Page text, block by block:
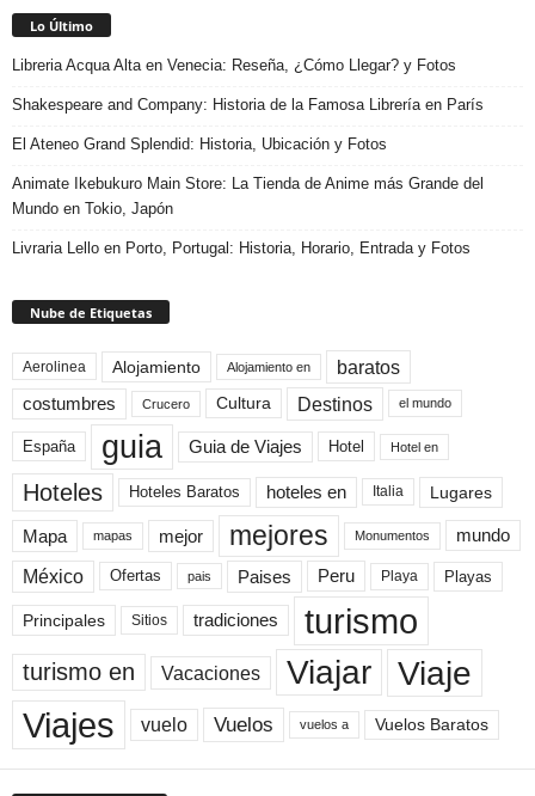
Lo Último
Libreria Acqua Alta en Venecia: Reseña, ¿Cómo Llegar? y Fotos
Shakespeare and Company: Historia de la Famosa Librería en París
El Ateneo Grand Splendid: Historia, Ubicación y Fotos
Animate Ikebukuro Main Store: La Tienda de Anime más Grande del
Mundo en Tokio, Japón
Livraria Lello en Porto, Portugal: Historia, Horario, Entrada y Fotos
Nube de Etiquetas
Aerolinea Alojamiento Alojamiento en baratos
costumbres Crucero Cultura Destinos el mundo
España guia Guia de Viajes Hotel Hotel en
Hoteles Hoteles Baratos hoteles en Italia Lugares
Mapa mapas mejor mejores Monumentos mundo
México Ofertas pais Paises Peru Playa Playas
Principales Sitios tradiciones turismo
turismo en Vacaciones Viajar Viaje
Viajes vuelo Vuelos vuelos a Vuelos Baratos